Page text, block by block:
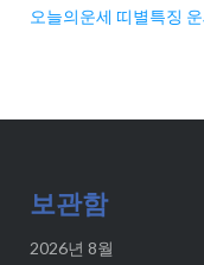
오늘의운세 띠별특징
보관함
2026년 8월